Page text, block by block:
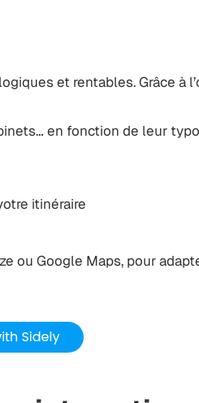
et rentables. Grâce à
en fonction de leur
itinéraire
ou Google Maps, pour